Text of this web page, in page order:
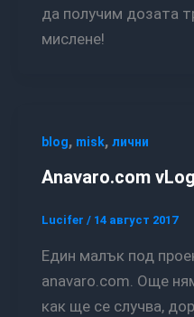
да получим дозата
мислене!
blog, misk, лични
Anavaro.com vLog
Lucifer / 14 август 2017
Един малък под проект под шапката на
anavaro.com. Още
как ще се случва,